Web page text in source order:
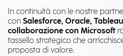
In continuità con le nostre
con Salesforce, Oracle,
collaborazione con Microsoft
tassello strategico che
proposta di valore.